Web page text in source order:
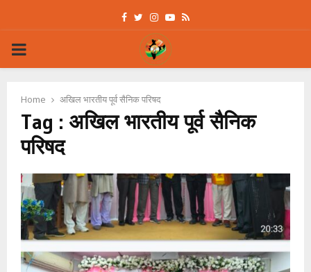
Facebook
Twitter
Instagram
Youtube
Rss
PRIMARY
Home अखिल भारतीय पूर्व सैनिक परिषद
Tag : अखिल भारतीय पूर्व सैनिक
परिषद